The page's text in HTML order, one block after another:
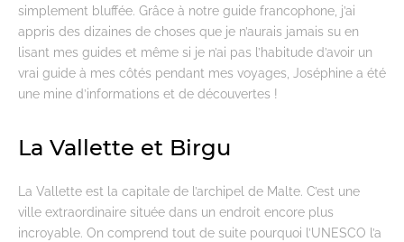
simplement bluffée. Grâce à notre guide francophone, j’ai
appris des dizaines de choses que je n’aurais jamais su en
lisant mes guides et même si je n’ai pas l’habitude d’avoir un
vrai guide à mes côtés pendant mes voyages, Joséphine a été
une mine d’informations et de découvertes !
La Vallette et Birgu
La Vallette est la capitale de l’archipel de Malte. C’est une
ville extraordinaire située dans un endroit encore plus
incroyable. On comprend tout de suite pourquoi l’UNESCO l’a